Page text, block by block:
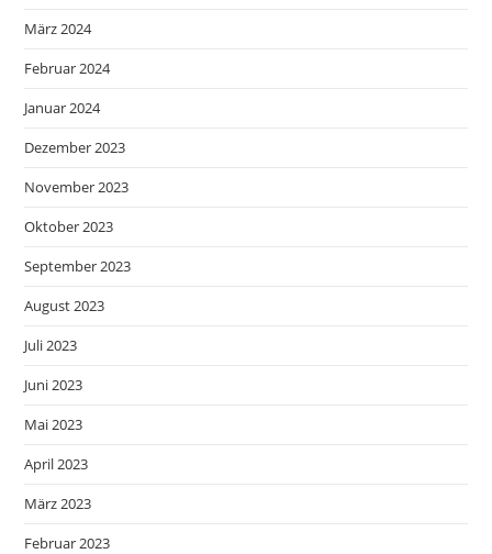
März 2024
Februar 2024
Januar 2024
Dezember 2023
November 2023
Oktober 2023
September 2023
August 2023
Juli 2023
Juni 2023
Mai 2023
April 2023
März 2023
Februar 2023